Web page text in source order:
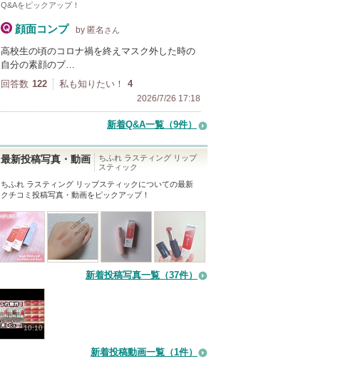
Q&Aをピックアップ！
顔面コンプ by 匿名 さん
高校生の頃のコロナ禍を終えマスク外した時の
自分の素顔のブ…
回答数 122 私も知りたい！ 4
2026/7/26 17:18
新着Q&A一覧（9件）
最新投稿写真・動画
ちふれ ラスティング リップ
スティック
ちふれ ラスティング リップスティック についての最新
クチコミ投稿写真・動画をピックアップ！
新着投稿写真一覧（37件）
10:10
新着投稿動画一覧（1件）